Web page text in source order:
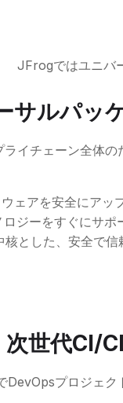
JFrogではユニバ
サルパッ
イチェーン全体の
ェアを安全にアッ
ジーをすぐにサポ
とした、安全で信
次世代CI/
DevOpsプロジェク